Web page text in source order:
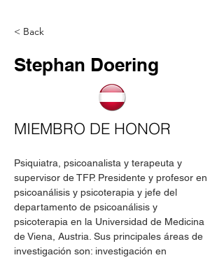
< Back
Stephan Doering
MIEMBRO DE HONOR
Psiquiatra, psicoanalista y terapeuta y
supervisor de TFP. Presidente y profesor en
psicoanálisis y psicoterapia y jefe del
departamento de psicoanálisis y
psicoterapia en la Universidad de Medicina
de Viena, Austria. Sus principales áreas de
investigación son: investigación en